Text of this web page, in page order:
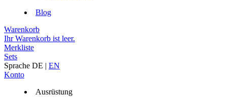
Blog
Warenkorb
Ihr Warenkorb ist leer.
Merkliste
Sets
Sprache DE | EN
Konto
Ausrüstung